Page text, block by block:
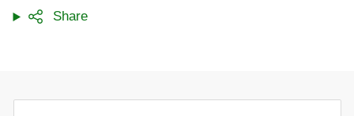
Share